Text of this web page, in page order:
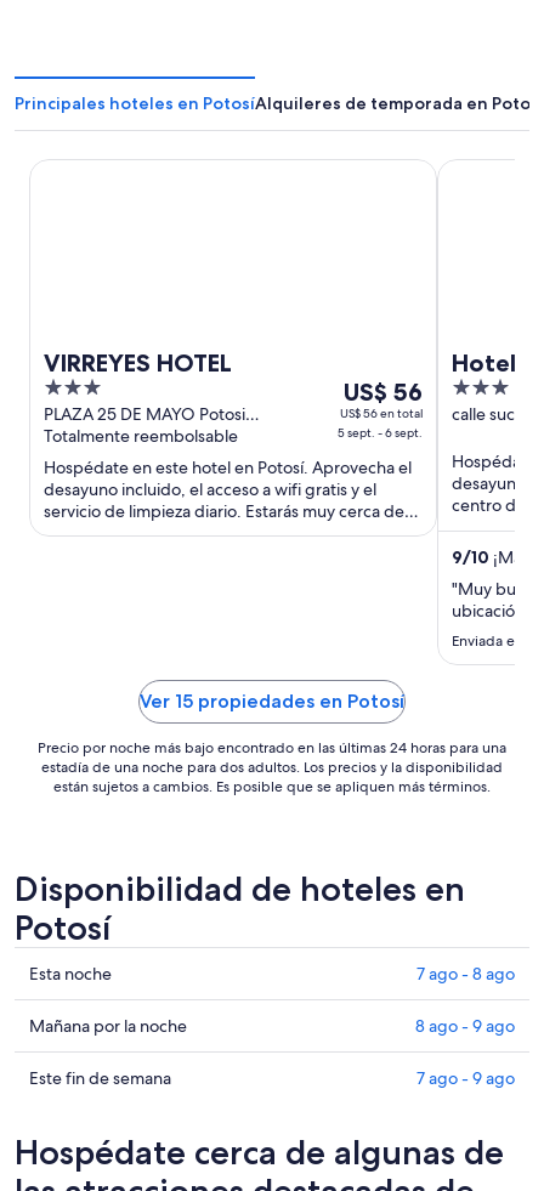
Principales hoteles en PotosíAlquileres de temporada en Potosí
VIRREYES HOTEL
3
out
of
5
PLAZA 25 DE MAYO Potosi
Departamento de Potosí
Totalmente reembolsable
Del
5
sept
al
6
sept,
el
US$ 56
US$ 56
US$ 56 en total
5 sept. - 6 sept.
Hospédate en este hotel en Potosí. Aprovecha el
desayuno incluido, el acceso a wifi gratis y el
servicio de limpieza diario. Estarás muy cerca de
atracciones ...
VIRREYES HOTEL
Hotel
3
out
5
calle sucre
Hospédate
desayuno
centro de
atracciones
9/10
"Muy buen
ubicación y
Enviada el 11
Hotel
Ver 15 propiedades en Potosí
Precio por noche más bajo encontrado en las últimas 24 horas para una
estadía de una noche para dos adultos. Los precios y la disponibilidad
están sujetos a cambios. Es posible que se apliquen más términos.
Disponibilidad de hoteles en
Potosí
Ver
precios
de
propiedades
en
esta
noche,
Esta noche 7 ago - 8 ago
Ver
precios
de
Potosí
Mañana por la noche 8 ago - 9 ago
Ver
propiedades
en
Este fin de semana 7 ago - 9 ago
Hospédate cerca de algunas de